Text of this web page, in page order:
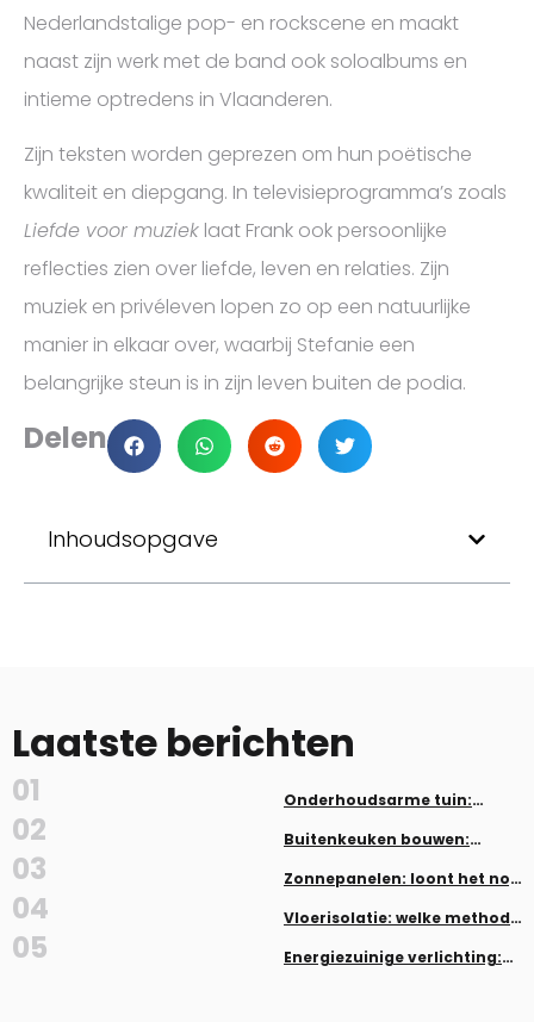
Nederlandstalige pop- en rockscene en maakt
naast zijn werk met de band ook soloalbums en
intieme optredens in Vlaanderen.
Zijn teksten worden geprezen om hun poëtische
kwaliteit en diepgang. In televisieprogramma’s zoals
Liefde voor muziek laat Frank ook persoonlijke
reflecties zien over liefde, leven en relaties. Zijn
muziek en privéleven lopen zo op een natuurlijke
manier in elkaar over, waarbij Stefanie een
belangrijke steun is in zijn leven buiten de podia.
Delen
Inhoudsopgave
Laatste berichten
01
Onderhoudsarme tuin:
werk
02
Buitenkeuken bouwen:
03
Zonnepanelen: loont het nog
04
Vloerisolatie: welke methode
05
Energiezuinige verlichting: